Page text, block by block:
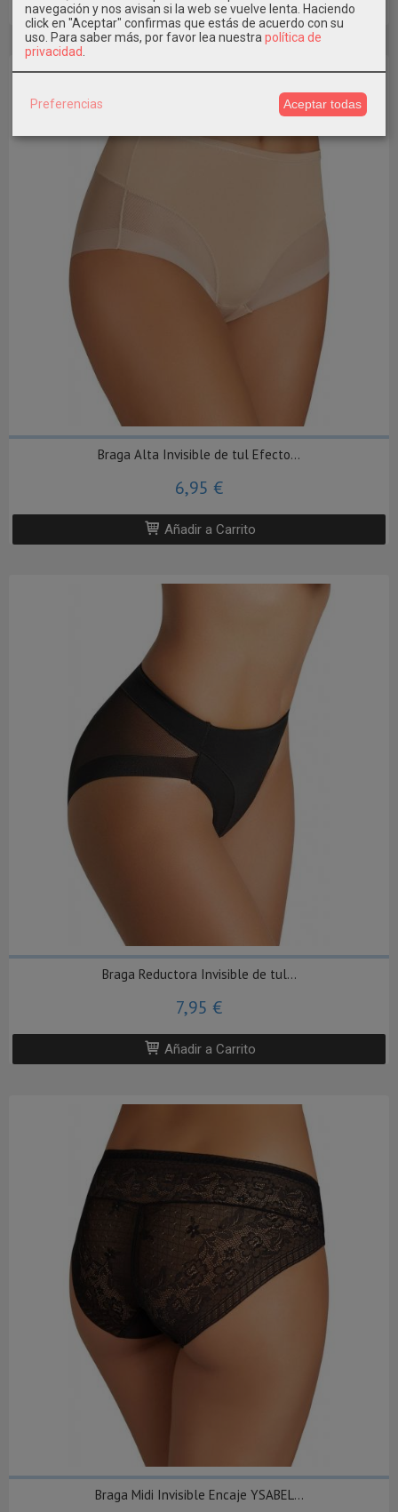
Añadir a Carrito
Braga Alta Invisible de tul Efecto...
6,95 €
Añadir a Carrito
Braga Reductora Invisible de tul...
7,95 €
Añadir a Carrito
Braga Midi Invisible Encaje YSABEL...
navegación y nos avisan si la web se vuelve lenta. Haciendo
click en "Aceptar" confirmas que estás de acuerdo con su
uso. Para saber más, por favor lea nuestra política de
privacidad
Preferencias Aceptar todas